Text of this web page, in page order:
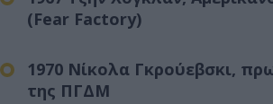
(Fear Factory)
1970 Νίκολα Γκρούεβσκι,
της ΠΓΔΜ